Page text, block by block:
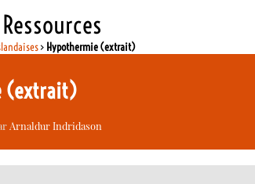
> Hypothermie (extrait)
(extrait)
Arnaldur Indridason